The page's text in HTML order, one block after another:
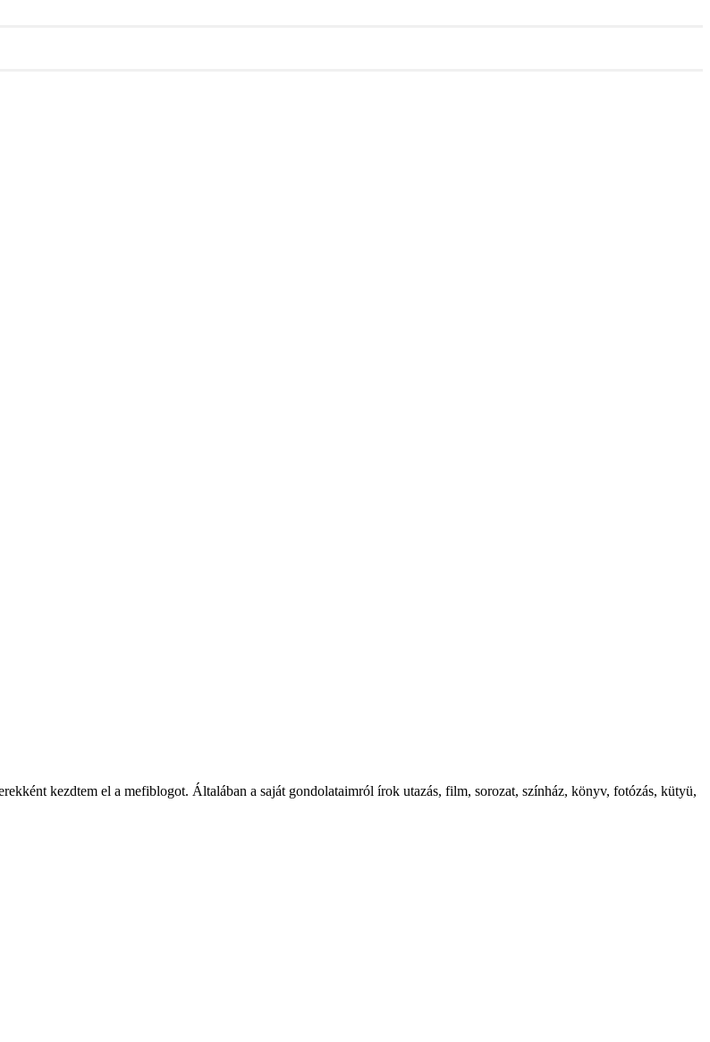
kezdtem el a mefiblogot. Általában a saját gondolataimról írok utazás, film, sorozat, színház, könyv, fotózás, kütyü,